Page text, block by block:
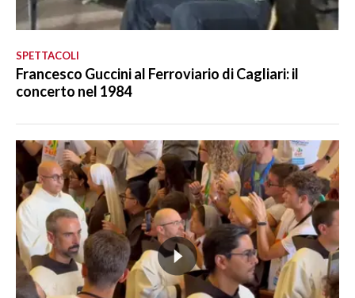
SPETTACOLI
Francesco Guccini al Ferroviario di Cagliari: il
concerto nel 1984